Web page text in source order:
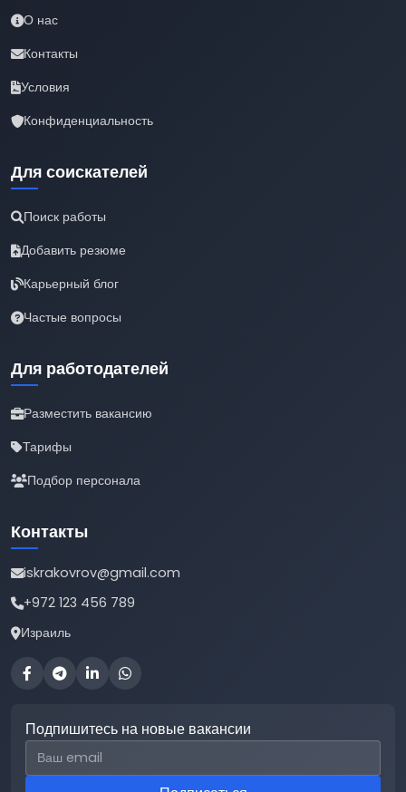
О нас
Контакты
Условия
Конфиденциальность
Для соискателей
Поиск работы
Добавить резюме
Карьерный блог
Частые вопросы
Для работодателей
Разместить вакансию
Тарифы
Подбор персонала
Контакты
iskrakovrov@gmail.com
+972 123 456 789
Израиль
Подпишитесь на новые вакансии
Email для подписки